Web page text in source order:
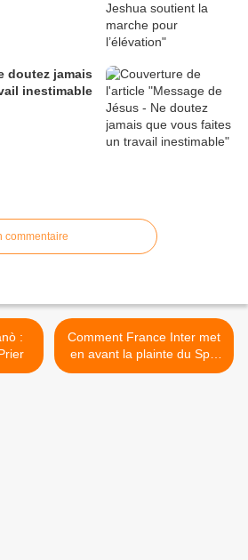
doutez jamais
inestimable
commentaire
Comment France Inter met
en avant la plainte du Spilf
pour démolir le Pr Raoult >